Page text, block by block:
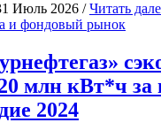
Июль 2026 /Читать
и фондовый рынок
млн кВт*ч за
2024